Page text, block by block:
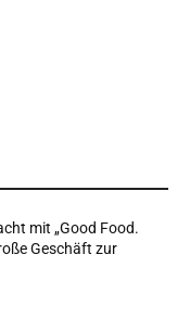
mit „Good Food.
Geschäft zur